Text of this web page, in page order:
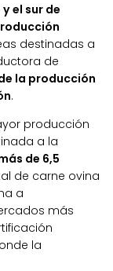
y el sur de
destinadas a
de
la producción
.
producción
a la
de 6,5
de carne ovina
a
más
la